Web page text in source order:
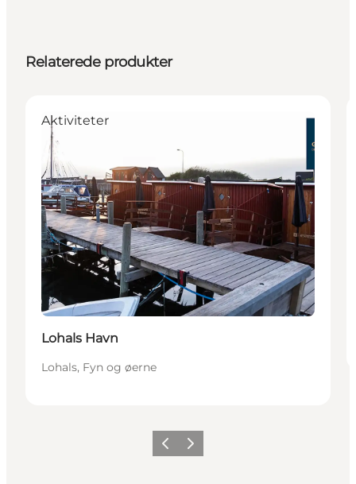
Relaterede produkter
Aktiviteter
Lohals Havn
Lohals, Fyn og øerne
ForrigeNæste